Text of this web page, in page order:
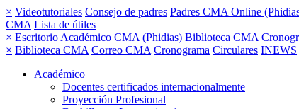
× Videotutoriales Consejo de padres Padres CMA Online
CMA Lista de útiles
× Escritorio Académico CMA (Phidias) Biblioteca CMA
× Biblioteca CMA Correo CMA Cronograma Circulares INEWS
Académico
Docentes certificados internacionalmente
Proyección Profesional